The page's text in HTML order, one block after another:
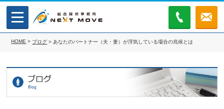
MENU
無料相
HOME > ブログ > あなたのパートナー（夫・妻）が浮気している場合の兆候とは